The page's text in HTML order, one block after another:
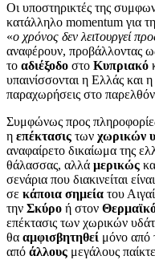
Οι υποστηρικτές της
κατάλληλο momentum για
«ο χρόνος δεν λειτουργεί
αναφέρουν, προβάλλοντας
το αδιέξοδο στο Κυπριακό
υπαινίσσονται η Ελλάς και
παραχωρήσεις στο
Συμφώνως προς
η επέκτασις των χωρικών
αναφαίρετο δικαίωμα της
θάλασσας, αλλά μερικώς
σενάρια που διακινείται
σε κάποια σημεία του
την Σκύρο ή στον
επέκτασις των χωρικών
θα αμφισβητηθεί μόνο από
από άλλους μεγάλους